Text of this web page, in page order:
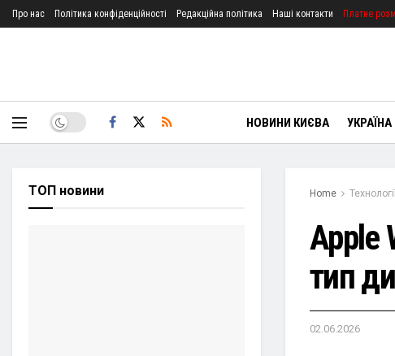
Про нас Політика конфіденційності Редакційна політика Наші контакти Платне
НОВИНИ КИЄВА УКРАЇНА
Home
Apple
тип
02.06.2026
ТОП новини